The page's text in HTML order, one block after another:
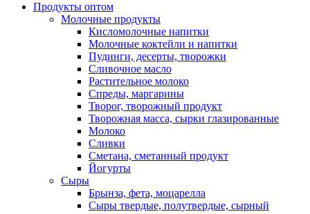
Продукты оптом
Молочные продукты
Кисломолочные напитки
Молочные коктейли и напитки
Пудинги, десерты, творожки
Сливочное масло
Растительное молоко
Спреды, маргарины
Творог, творожный продукт
Творожная масса, сырки глазированные
Молоко
Сливки
Сметана, сметанный продукт
Йогурты
Сыры
Брынза, фета, моцарелла
Сыры твердые, полутвердые, сырный